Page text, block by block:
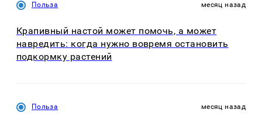
Польза месяц назад
Крапивный настой может помочь, а может
навредить: когда нужно вовремя остановить
подкормку растений
Польза месяц назад